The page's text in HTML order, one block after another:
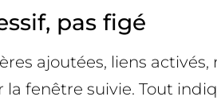
pas figé
ajoutées, liens
la fenêtre suivie. Tout